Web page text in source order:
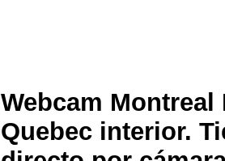
Webcam Montreal
Quebec interior.